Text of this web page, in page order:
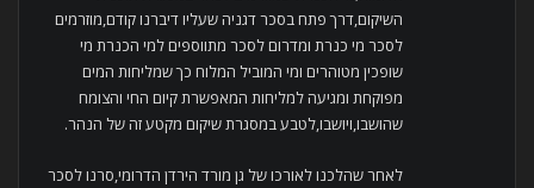
השיקום,דרך פתח בסכר דגניה שעליו דיברנו קודם,מוזרמים
לסכר מי כנרת ומדרום לסכר מתווספים למי הכנרת מי
שופכין מטוהרים ומי המוביל המלוח כך שמליחות המים
מפוקחת ומגיעה למליחות המאפשרת קיום החי והצומח
שהושבו,ויושבו,לטבע במסגרת שיקום מקטע זה של הנהר.
לאחר שהלכנו לאורכו של גן מורד הירדן הדרומי,סרנו לסכר